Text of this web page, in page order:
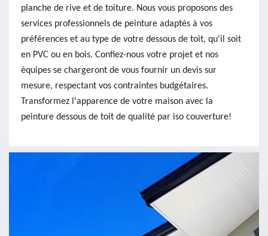
planche de rive et de toiture. Nous vous proposons des
services professionnels de peinture adaptés à vos
préférences et au type de votre dessous de toit, qu'il soit
en PVC ou en bois. Confiez-nous votre projet et nos
équipes se chargeront de vous fournir un devis sur
mesure, respectant vos contraintes budgétaires.
Transformez l'apparence de votre maison avec la
peinture dessous de toit de qualité par iso couverture!